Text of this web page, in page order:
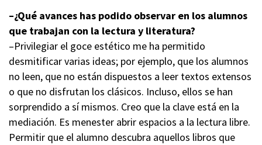
–¿Qué avances has podido observar en los alumnos
que trabajan con la lectura y literatura?
–Privilegiar el goce estético me ha permitido
desmitificar varias ideas; por ejemplo, que los alumnos
no leen, que no están dispuestos a leer textos extensos
o que no disfrutan los clásicos. Incluso, ellos se han
sorprendido a sí mismos. Creo que la clave está en la
mediación. Es menester abrir espacios a la lectura libre.
Permitir que el alumno descubra aquellos libros que